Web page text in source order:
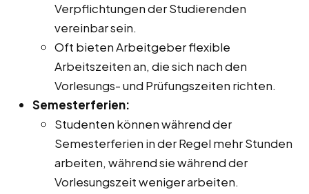
Verpflichtungen der Studierenden
vereinbar sein.
Oft bieten Arbeitgeber flexible
Arbeitszeiten an, die sich nach den
Vorlesungs- und Prüfungszeiten richten.
Semesterferien:
Studenten können während der
Semesterferien in der Regel mehr Stunden
arbeiten, während sie während der
Vorlesungszeit weniger arbeiten.